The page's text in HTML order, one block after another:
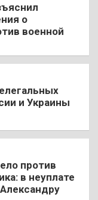
о
военной
и Украины
против
в неуплате